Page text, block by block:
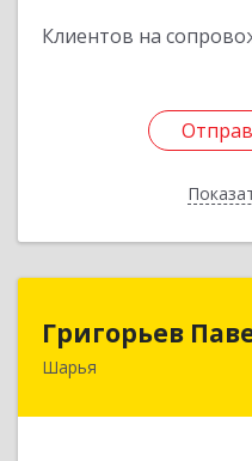
Клиентов на
Григорьев
Шарья157505,